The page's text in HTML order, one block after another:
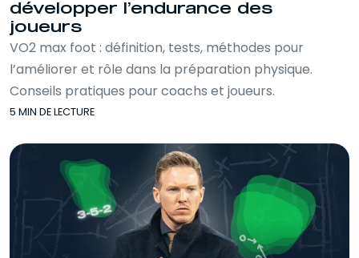
développer l’endurance des
joueurs
VO2 max foot : définition, tests, méthodes pour
l’améliorer et rôle dans la préparation physique.
Conseils pratiques pour coachs et joueurs.
5 MIN DE LECTURE